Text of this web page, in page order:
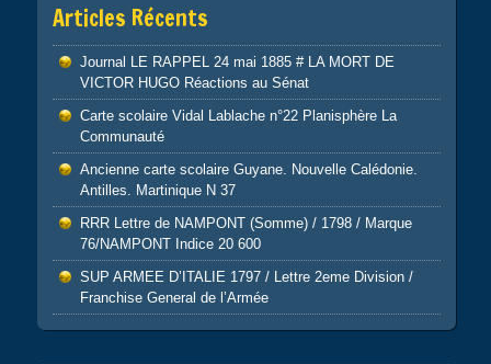
Articles Récents
Journal LE RAPPEL 24 mai 1885 # LA MORT DE
VICTOR HUGO Réactions au Sénat
Carte scolaire Vidal Lablache n°22 Planisphère La
Communauté
Ancienne carte scolaire Guyane. Nouvelle Calédonie.
Antilles. Martinique N 37
RRR Lettre de NAMPONT (Somme) / 1798 / Marque
76/NAMPONT Indice 20 600
SUP ARMEE D’ITALIE 1797 / Lettre 2eme Division /
Franchise General de l’Armée